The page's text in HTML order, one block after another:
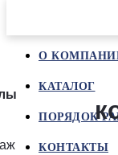
О
КАТАЛОГ
ПОРЯДОК
КОНТАКТЫ